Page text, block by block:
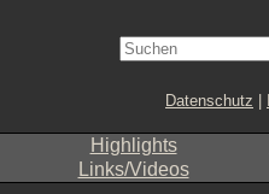
Datenschutz
Highlights
Links/Videos